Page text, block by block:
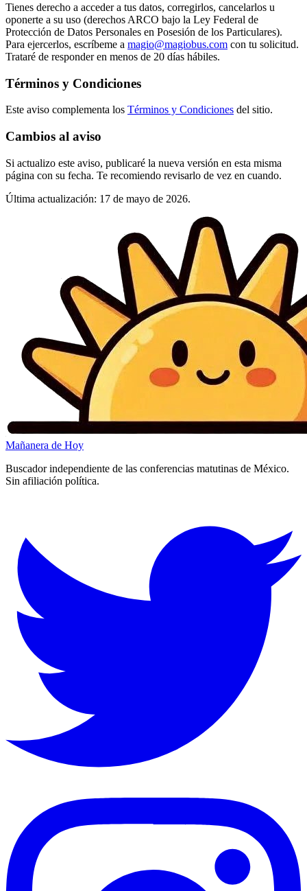
Tienes derecho a acceder a tus datos, corregirlos, cancelarlos u
oponerte a su uso (derechos ARCO bajo la Ley Federal de
Protección de Datos Personales en Posesión de los Particulares).
Para ejercerlos, escríbeme a magio@magiobus.com con tu solicitud.
Trataré de responder en menos de 20 días hábiles.
Términos y Condiciones
Este aviso complementa los Términos y Condiciones del sitio.
Cambios al aviso
Si actualizo este aviso, publicaré la nueva versión en esta misma
página con su fecha. Te recomiendo revisarlo de vez en cuando.
Última actualización: 17 de mayo de 2026.
Mañanera de Hoy
Buscador independiente de las conferencias matutinas de México.
Sin afiliación política.